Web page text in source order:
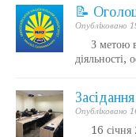
📝
Опублiковано
З метою
діяльності,
Опублiковано
16 січня